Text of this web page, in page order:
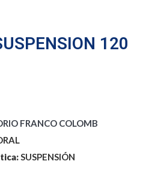
120
FRANCO COLOMB
SUSPENSIÓN